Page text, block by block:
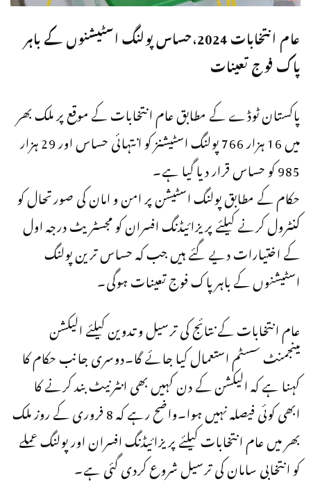
عام انتخابات 2024،حساس پولنگ اسٹیشنوں کے باہر
پاک فوج تعینات
پاکستان ٹوڈے کے مطابق عام انتخابات کے موقع پر ملک بھر
میں 16 ہزار 766 پولنگ اسٹیشنز کو انتہائی حساس اور 29 ہزار
985 کو حساس قرار دیا گیا ہے۔
حکام کے مطابق پولنگ اسٹیشن پر امن و امان کی صورتحال کو
کنٹرول کرنے کیلئے پریزائیڈنگ افسران کو مجسٹریٹ درجہ اول
کے اختیارات دیے گئے ہیں جب کہ حساس ترین پولنگ
اسٹیشنوں کے باہر پاک فوج تعینات ہوگی۔
عام انتخابات کے نتائج کی ترسیل و تدوین کیلئے الیکشن
مینجمنٹ سسٹم استعمال کیا جائے گا۔دوسری جانب حکام کا
کہنا ہے کہ الیکشن کے دن کہیں بھی انٹرنیٹ بند کرنے کا
ابھی کوئی فیصلہ نہیں ہوا۔واضح رہے کہ 8 فروری کے روز ملک
بھر میں عام انتخابات کیلئے پریزائیڈنگ افسران اور پولنگ عملے
کو انتخابی سامان کی ترسیل شروع کردی گئی ہے۔